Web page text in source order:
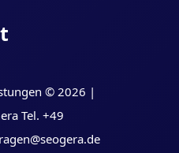
© 2026 |
Tel. +49